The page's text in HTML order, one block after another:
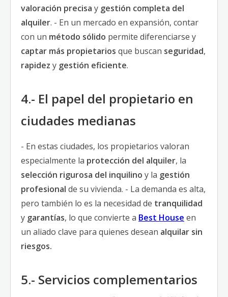
valoración precisa y gestión completa del
alquiler. - En un mercado en expansión, contar
con un método sólido permite diferenciarse y
captar más propietarios que buscan seguridad,
rapidez y gestión eficiente.
4.- El papel del propietario en
ciudades medianas
- En estas ciudades, los propietarios valoran
especialmente la protección del alquiler, la
selección rigurosa del inquilino y la gestión
profesional de su vivienda. - La demanda es alta,
pero también lo es la necesidad de tranquilidad
y garantías, lo que convierte a Best House en
un aliado clave para quienes desean alquilar sin
riesgos.
5.- Servicios complementarios